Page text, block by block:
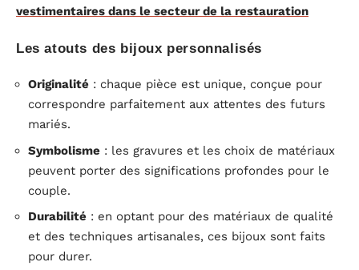
vestimentaires dans le secteur de la restauration
Les atouts des bijoux personnalisés
Originalité : chaque pièce est unique, conçue pour
correspondre parfaitement aux attentes des futurs
mariés.
Symbolisme : les gravures et les choix de matériaux
peuvent porter des significations profondes pour le
couple.
Durabilité : en optant pour des matériaux de qualité
et des techniques artisanales, ces bijoux sont faits
pour durer.